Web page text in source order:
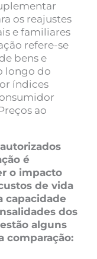
os reajustes
e familiares
refere-se
bens e
longo do
índices
ao
é
o impacto
de vida
capacidade
dos
alguns
comparação: